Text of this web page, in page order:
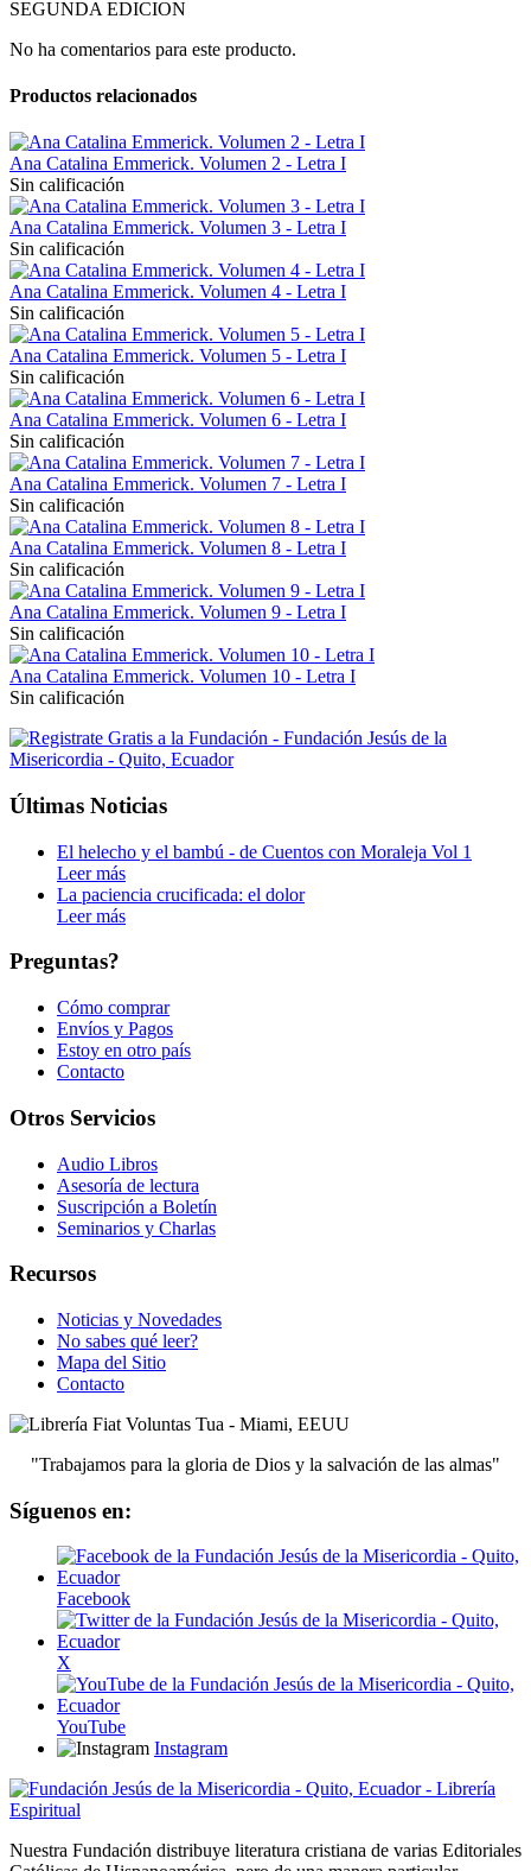
SEGUNDA EDICION
No ha comentarios para este producto.
Productos relacionados
Ana Catalina Emmerick. Volumen 2 - Letra I
Sin calificación
Ana Catalina Emmerick. Volumen 3 - Letra I
Sin calificación
Ana Catalina Emmerick. Volumen 4 - Letra I
Sin calificación
Ana Catalina Emmerick. Volumen 5 - Letra I
Sin calificación
Ana Catalina Emmerick. Volumen 6 - Letra I
Sin calificación
Ana Catalina Emmerick. Volumen 7 - Letra I
Sin calificación
Ana Catalina Emmerick. Volumen 8 - Letra I
Sin calificación
Ana Catalina Emmerick. Volumen 9 - Letra I
Sin calificación
Ana Catalina Emmerick. Volumen 10 - Letra I
Sin calificación
Últimas Noticias
El helecho y el bambú - de Cuentos con Moraleja Vol 1
Leer más
La paciencia crucificada: el dolor
Leer más
Preguntas?
Cómo comprar
Envíos y Pagos
Estoy en otro país
Contacto
Otros Servicios
Audio Libros
Asesoría de lectura
Suscripción a Boletín
Seminarios y Charlas
Recursos
Noticias y Novedades
No sabes qué leer?
Mapa del Sitio
Contacto
"Trabajamos para la gloria de Dios y la salvación de las almas"
Síguenos en:
Facebook
X
YouTube
Instagram
Nuestra Fundación distribuye literatura cristiana de varias Editoriales